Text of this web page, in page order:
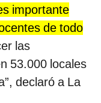
importante
de todo
las
53.000 locales
declaró a La